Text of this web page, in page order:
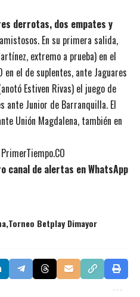
derrotas, dos empates y
En su primera salida,
extremo a prueba) en el
el de suplentes, ante Jaguares
Estiven Rivas) el juego de
Junior de Barranquilla. El
Unión Magdalena, también en
canal de alertas en WhatsApp
Torneo Betplay Dimayor